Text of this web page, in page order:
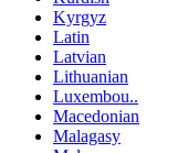
Kyrgyz
Latin
Latvian
Lithuanian
Luxembou..
Macedonian
Malagasy